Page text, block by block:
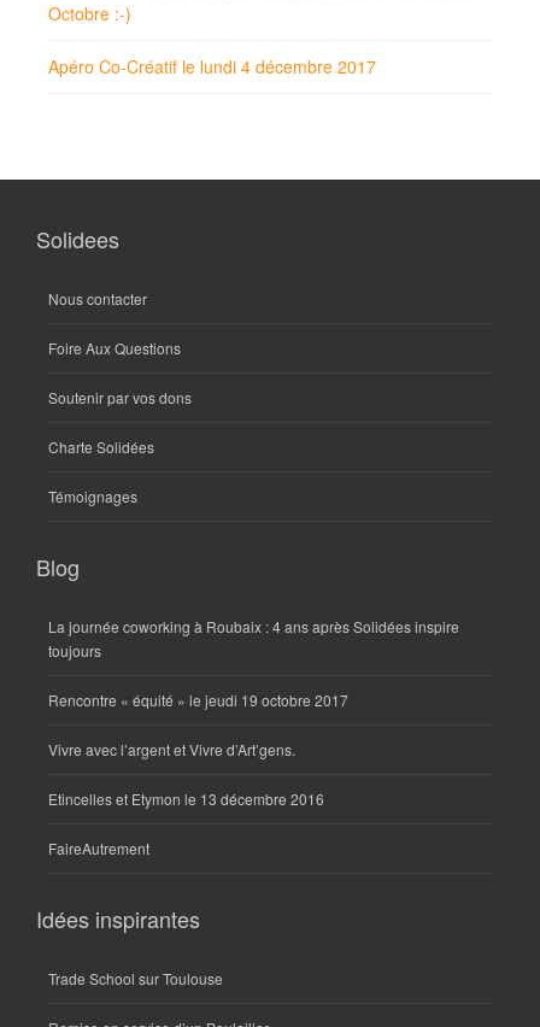
Octobre :-)
Apéro Co-Créatif le lundi 4 décembre 2017
Solidees
Nous contacter
Foire Aux Questions
Soutenir par vos dons
Charte Solidées
Témoignages
Blog
La journée coworking à Roubaix : 4 ans après Solidées inspire
toujours
Rencontre « équité » le jeudi 19 octobre 2017
Vivre avec l’argent et Vivre d’Art’gens.
Etincelles et Etymon le 13 décembre 2016
FaireAutrement
Idées inspirantes
Trade School sur Toulouse